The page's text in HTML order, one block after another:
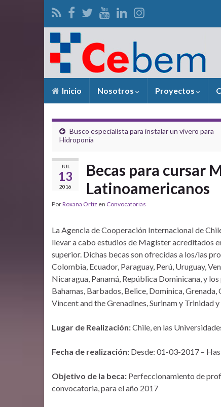
Inicio Nosotros Proyectos
Busco especialista para instalar un vivero para
Hidroponía
JUL
13
2016
Becas para cursar
Latinoamericanos
PorRoxana Ortiz en Convocatorias
La Agencia de Cooperación Internacional de
llevar a cabo estudios de Magíster acreditados
superior. Dichas becas son ofrecidas a los/las
Colombia, Ecuador, Paraguay, Perú, Uruguay,
Nicaragua, Panamá, República Dominicana, y
Bahamas, Barbados, Belice, Dominica,
Vincent and the Grenadines, Surinam y Trinidad
Lugar de Realización:Chile, en las
Fecha de realización: Desde: 01-03-2017 –
Objetivo de la beca: Perfeccionamiento de
convocatoria, para el año 2017